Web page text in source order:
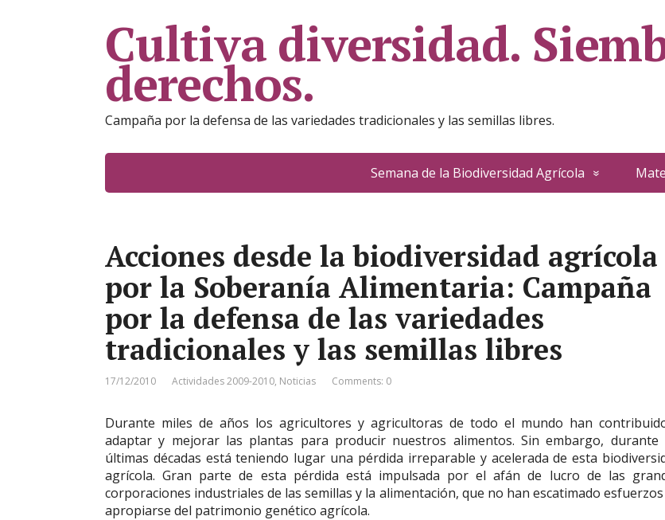
Cultiva diversidad.
derechos.
Campaña por la defensa de las variedades tradicionales y las semillas libres.
Semana de la Biodiversidad Agrícola
Acciones desde la biodiversidad agrícola
por la Soberanía Alimentaria: Campaña
por la defensa de las variedades
tradicionales y las semillas libres
17/12/2010 Actividades 2009-2010, Noticias Comments: 0
Durante miles de años los agricultores y agricultoras de todo el mundo han
adaptar y mejorar las plantas para producir nuestros alimentos. Sin embargo, durante
últimas décadas está teniendo lugar una pérdida irreparable y acelerada de esta
agrícola. Gran parte de esta pérdida está impulsada por el afán de lucro de las
corporaciones industriales de las semillas y la alimentación, que no han escatimado
apropiarse del patrimonio genético agrícola.